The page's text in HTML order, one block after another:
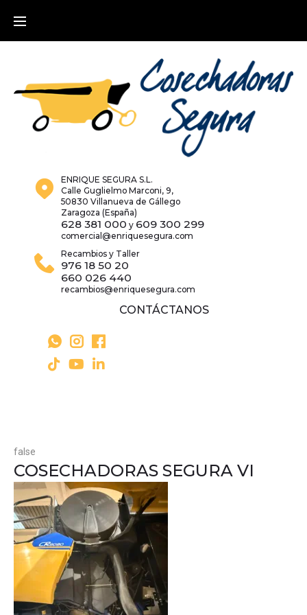
ENRIQUE SEGURA S.L.
Calle Guglielmo Marconi, 9,
50830 Villanueva de Gállego
Zaragoza (España)
628 381 000 y 609 300 299
comercial@enriquesegura.com
Recambios y Taller
976 18 50 20
660 026 440
recambios@enriquesegura.com
CONTÁCTANOS
false
COSECHADORAS SEGURA VI